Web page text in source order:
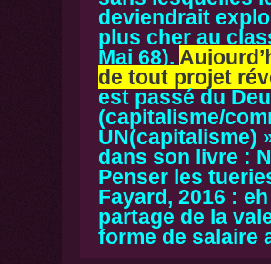
deviendrait
plus cher au
Mai 68).
de tout projet
est passé du
(capitalisme/
UN(capitalisme)
dans son livre :
Penser les
Fayard, 2016 :
partage de la
forme de salaire